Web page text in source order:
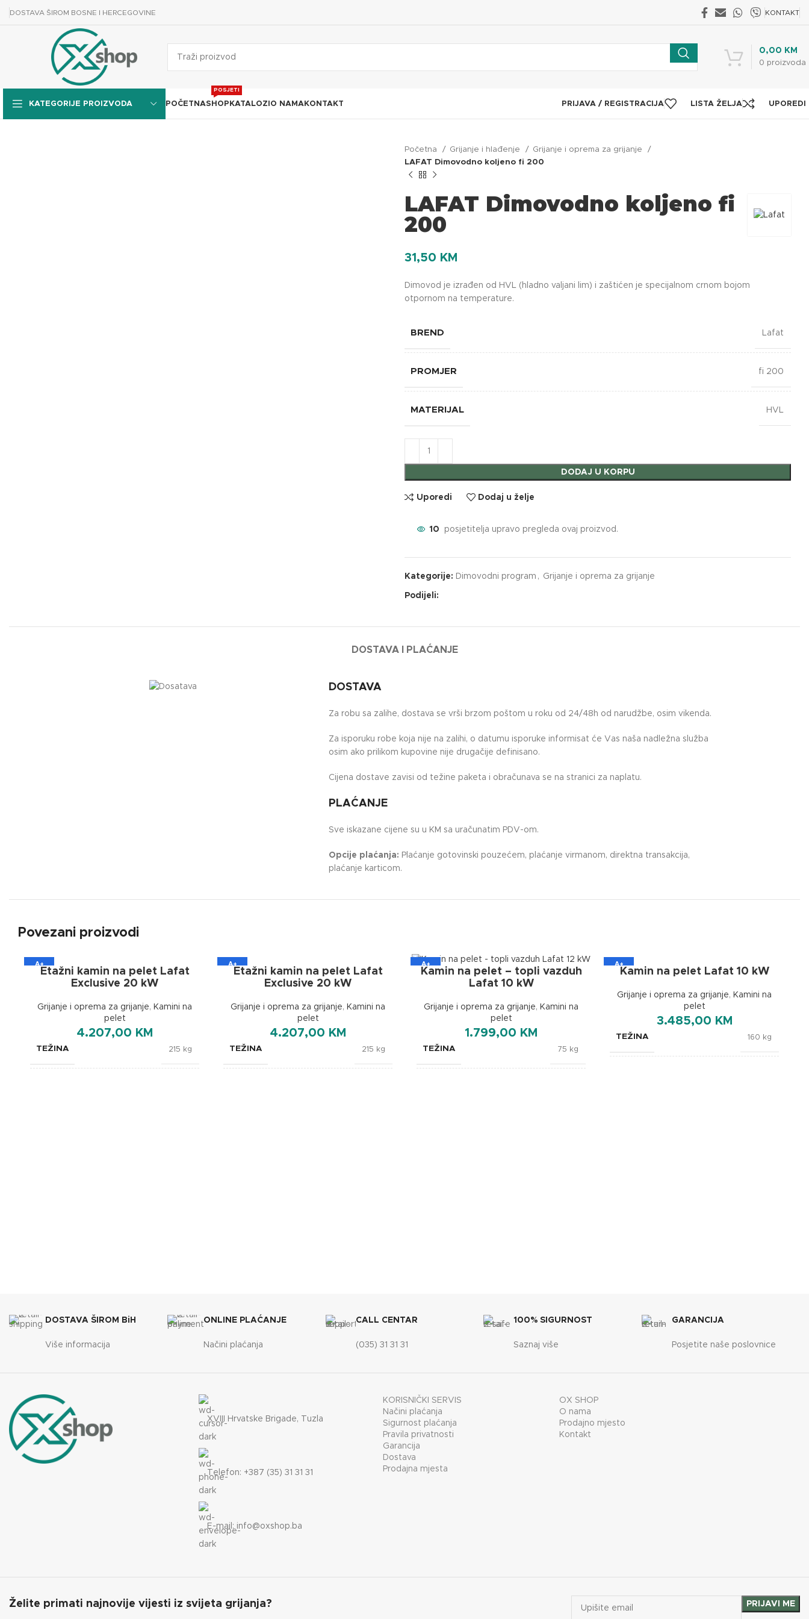
DOSTAVA ŠIROM BOSNE I HERCEGOVINE KONTAKT
0 proizvoda
0,00 KM
KATEGORIJE PROIZVODA POČETNASHOP
POSJETI
KATALOZI O NAMA KONTAKT PRIJAVA / REGISTRACIJA LISTA ŽELJA UPOREDI
Početna Grijanje i hlađenje
Grijanje i oprema za grijanje
LAFAT Dimovodno koljeno fi 200
LAFAT Dimovodno koljeno fi
200
31,50 KM
Dimovod je izrađen od HVL (hladno valjani lim) i zaštićen je specijalnom crnom bojom
otpornom na temperature.
BREND Lafat
PROMJER fi 200
MATERIJAL HVL
DODAJ U KORPU
Uporedi Dodaj u želje
10 posjetitelja upravo pregleda ovaj proizvod.
Kategorije: Dimovodni program , Grijanje i oprema za grijanje
Podijeli:
DOSTAVA I PLAĆANJE
DOSTAVA
Za robu sa zalihe, dostava se vrši brzom poštom u roku od 24/48h od narudžbe, osim vikenda.
Za isporuku robe koja nije na zalihi, o datumu isporuke informisat će Vas naša nadležna služba
osim ako prilikom kupovine nije drugačije definisano.
Cijena dostave zavisi od težine paketa i obračunava se na stranici za naplatu.
PLAĆANJE
Sve iskazane cijene su u KM sa uračunatim PDV-om.
Opcije plaćanja: Plaćanje gotovinski pouzećem, plaćanje virmanom, direktna transakcija,
plaćanje karticom.
Povezani proizvodi
A+
Etažni kamin na pelet Lafat
Exclusive 20 kW
Grijanje i oprema za grijanje, Kamini na
pelet
4.207,00 KM
TEŽINA 215 kg
A+
Etažni kamin na pelet Lafat
Exclusive 20 kW
Grijanje i oprema za grijanje, Kamini na
pelet
4.207,00 KM
TEŽINA 215 kg
A+
Kamin na pelet – topli vazduh
Lafat 10 kW
Grijanje i oprema za grijanje, Kamini na
pelet
1.799,00 KM
TEŽINA 75 kg
A+
Kamin na pelet Lafat 10 kW
Grijanje i oprema za grijanje, Kamini na
pelet
3.485,00 KM
TEŽINA 160 kg
DOSTAVA ŠIROM BiH
Više informacija
ONLINE PLAĆANJE
Načini plaćanja
CALL CENTAR
(035) 31 31 31
100% SIGURNOST
Saznaj više
GARANCIJA
Posjetite naše poslovnice
XVIII Hrvatske Brigade, Tuzla
Telefon: +387 (35) 31 31 31
E-mail: info@oxshop.ba
KORISNIČKI SERVIS
Načini plaćanja
Sigurnost plaćanja
Pravila privatnosti
Garancija
Dostava
Prodajna mjesta
OX SHOP
O nama
Prodajno mjesto
Kontakt
Želite primati najnovije vijesti iz svijeta grijanja?